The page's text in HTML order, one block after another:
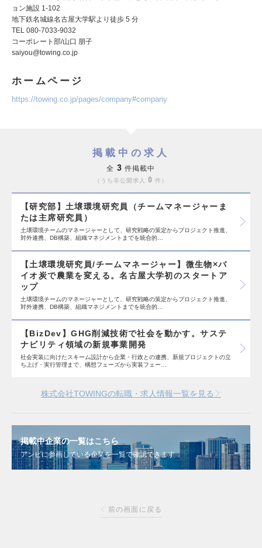
ョン施設 1-102
地下鉄名城線名古屋大学駅より徒歩 5 分
TEL 080-7033-9032
コーポレート部/山口 朋子
saiyou@towing.co.jp
ホームページ
https://towing.co.jp/pages/company#company
掲載中の求人
全 3 件掲載中
うち非公開求人 0 件
【研究部】土壌環境研究員（チームマネージャーま
たは主席研究員）
土壌環境チームのマネージャーとして、研究戦略の策定からプロジェクト推進、
対外連携、DB構築、組織マネジメントまでを統合的…
【土壌環境研究員/チームマネージャー】微生物×バ
イオ炭で農業を変える。名古屋大学初のスタートア
ップ
土壌環境チームのマネージャーとして、研究戦略の策定からプロジェクト推進、
対外連携、DB構築、組織マネジメントまでを統合的…
【BizDev】GHG削減技術で社会を動かす。サステ
ナビリティ領域の新規事業開発
社会実装に向けたスキーム設計から企業・行政との連携、新規プロジェクトの立
ち上げ・実行管理まで、構想フェーズから実装フェー…
株式会社TOWINGの転職・求人情報一覧を見る
掲載中企業の一覧はこちら
アンビに参画している企業を一覧で確認できます
前の画面に戻る